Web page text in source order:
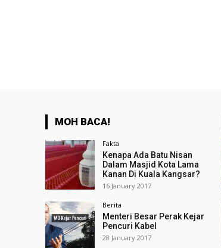
MOH BACA!
Fakta
Kenapa Ada Batu Nisan
Dalam Masjid Kota Lama
Kanan Di Kuala Kangsar?
16 January 2017
Berita
Menteri Besar Perak Kejar
Pencuri Kabel
28 January 2017